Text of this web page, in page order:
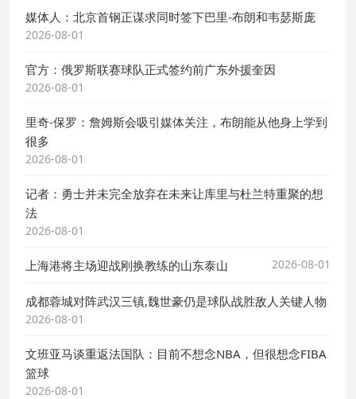
媒体人：北京首钢正谋求同时签下巴里-布朗和韦瑟斯庞
2026-08-01
官方：俄罗斯联赛球队正式签约前广东外援奎因
2026-08-01
里奇-保罗：詹姆斯会吸引媒体关注，布朗能从他身上学到
很多
2026-08-01
记者：勇士并未完全放弃在未来让库里与杜兰特重聚的想
法
2026-08-01
上海港将主场迎战刚换教练的山东泰山 2026-08-01
成都蓉城对阵武汉三镇,魏世豪仍是球队战胜敌人关键人物
2026-08-01
文班亚马谈重返法国队：目前不想念NBA，但很想念FIBA
篮球
2026-08-01